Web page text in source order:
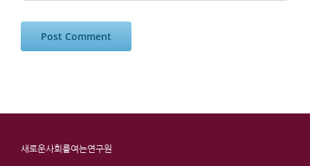
새로운사회를여는연구원